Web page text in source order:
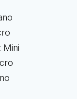
Mini